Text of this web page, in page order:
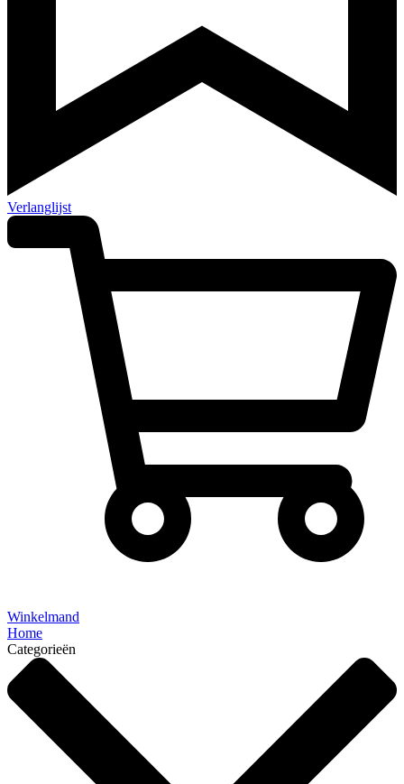
Verlanglijst
Winkelmand
Home
Categorieën